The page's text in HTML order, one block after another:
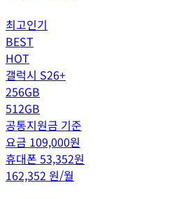
최고인기
BEST
HOT
갤럭시 S26+
256GB
512GB
공통지원금 기준
요금 109,000원
휴대폰 53,352원
162,352 원/월